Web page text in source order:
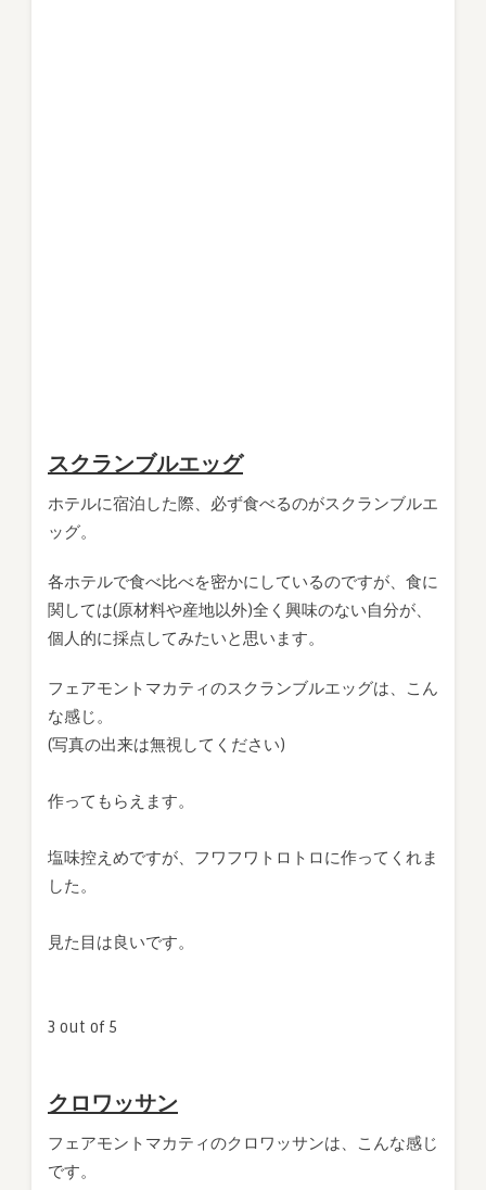
スクランブルエッグ
ホテルに宿泊した際、必ず食べるのがスクランブルエ
ッグ。
各ホテルで食べ比べを密かにしているのですが、食に
関しては(原材料や産地以外)全く興味のない自分が、
個人的に採点してみたいと思います。
フェアモントマカティのスクランブルエッグは、こん
な感じ。
(写真の出来は無視してください)
作ってもらえます。
塩味控えめですが、フワフワトロトロに作ってくれま
した。
見た目は良いです。
3 out of 5
クロワッサン
フェアモントマカティのクロワッサンは、こんな感じ
です。